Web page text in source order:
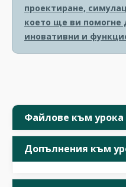
Файлове към урока
Допълнения към
проектиране,
което ще ви помогне
иновативни и